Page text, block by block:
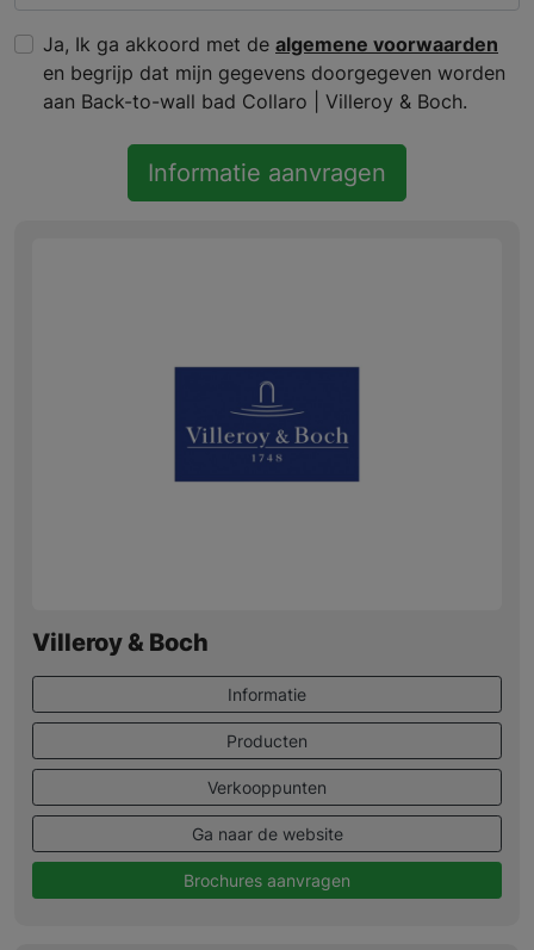
Ja, Ik ga akkoord met de algemene voorwaarden
en begrijp dat mijn gegevens doorgegeven worden
aan Back-to-wall bad Collaro | Villeroy & Boch.
Informatie aanvragen
Villeroy & Boch
Informatie
Producten
Verkooppunten
Ga naar de website
Brochures aanvragen